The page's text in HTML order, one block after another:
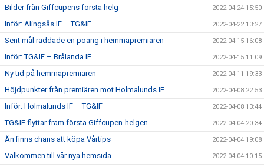
Bilder från Giffcupens första helg 2022-04-24 15:50
Inför: Alingsås IF – TG&IF 2022-04-22 13:27
Sent mål räddade en poäng i hemmapremiären 2022-04-15 16:08
Inför: TG&IF – Brålanda IF 2022-04-15 11:09
Ny tid på hemmapremiären 2022-04-11 19:33
Höjdpunkter från premiären mot Holmalunds IF 2022-04-08 22:53
Inför: Holmalunds IF – TG&IF 2022-04-08 13:44
TG&IF flyttar fram första Giffcupen-helgen 2022-04-04 20:34
Än finns chans att köpa Vårtips 2022-04-04 19:08
Välkommen till vår nya hemsida 2022-04-04 10:15